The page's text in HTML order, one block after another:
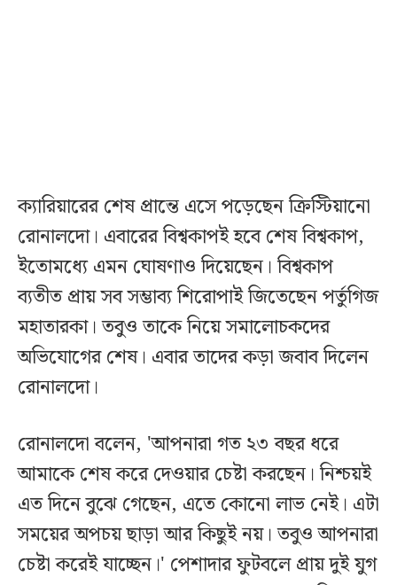
ক্যারিয়ারের শেষ প্রান্তে এসে পড়েছেন ক্রিস্টিয়ানো
রোনালদো। এবারের বিশ্বকাপই হবে শেষ বিশ্বকাপ,
ইতোমধ্যে এমন ঘোষণাও দিয়েছেন। বিশ্বকাপ
ব্যতীত প্রায় সব সম্ভাব্য শিরোপাই জিতেছেন পর্তুগিজ
মহাতারকা। তবুও তাকে নিয়ে সমালোচকদের
অভিযোগের শেষ। এবার তাদের কড়া জবাব দিলেন
রোনালদো।
রোনালদো বলেন, 'আপনারা গত ২৩ বছর ধরে
আমাকে শেষ করে দেওয়ার চেষ্টা করছেন। নিশ্চয়ই
এত দিনে বুঝে গেছেন, এতে কোনো লাভ নেই। এটা
সময়ের অপচয় ছাড়া আর কিছুই নয়। তবুও আপনারা
চেষ্টা করেই যাচ্ছেন।' পেশাদার ফুটবলে প্রায় দুই যুগ